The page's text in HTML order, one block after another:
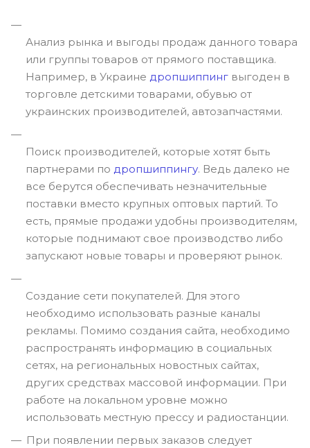
Анализ рынка и выгоды продаж данного товара
или группы товаров от прямого поставщика.
Например, в Украине дропшиппинг выгоден в
торговле детскими товарами, обувью от
украинских производителей, автозапчастями.
Поиск производителей, которые хотят быть
партнерами по дропшиппингу. Ведь далеко не
все берутся обеспечивать незначительные
поставки вместо крупных оптовых партий. То
есть, прямые продажи удобны производителям,
которые поднимают свое производство либо
запускают новые товары и проверяют рынок.
Создание сети покупателей. Для этого
необходимо использовать разные каналы
рекламы. Помимо создания сайта, необходимо
распространять информацию в социальных
сетях, на региональных новостных сайтах,
других средствах массовой информации. При
работе на локальном уровне можно
использовать местную прессу и радиостанции.
При появлении первых заказов следует